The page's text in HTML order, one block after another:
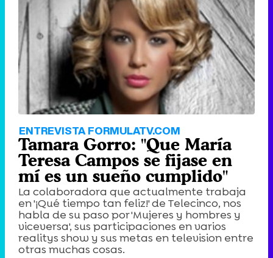
ENTREVISTA FORMULATV.COM
Tamara Gorro: "Que María
Teresa Campos se fijase en
mí es un sueño cumplido"
La colaboradora que actualmente trabaja
en '¡Qué tiempo tan feliz!' de Telecinco, nos
habla de su paso por 'Mujeres y hombres y
viceversa', sus participaciones en varios
realitys show y sus metas en television entre
otras muchas cosas.